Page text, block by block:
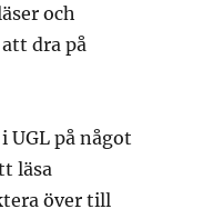
och
dra på
på något
läsa
över till